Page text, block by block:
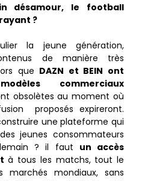
désamour, le football
?
la jeune génération,
de manière très
que DAZN et BEIN ont
commerciaux
obsolètes au moment où
proposés expireront.
une plateforme qui
jeunes consommateurs
? il faut un accès
à tous les matchs, tout le
mondiaux, sans